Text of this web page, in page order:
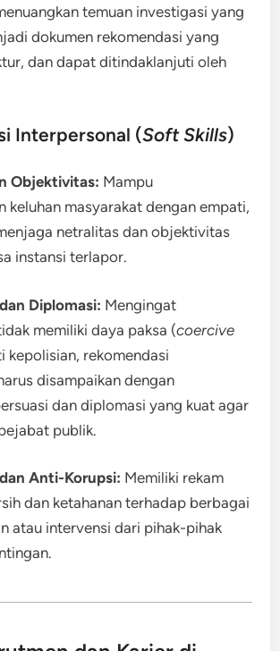
temuan investigasi yang
dokumen rekomendasi yang
dan dapat ditindaklanjuti oleh
Interpersonal (Soft Skills)
Objektivitas: Mampu
keluhan masyarakat dengan empati,
netralitas dan objektivitas
instansi terlapor.
Diplomasi: Mengingat
memiliki daya paksa (coercive
kepolisian, rekomendasi
disampaikan dengan
dan diplomasi yang kuat agar
publik.
Anti-Korupsi: Memiliki rekam
dan ketahanan terhadap berbagai
atau intervensi dari pihak-pihak